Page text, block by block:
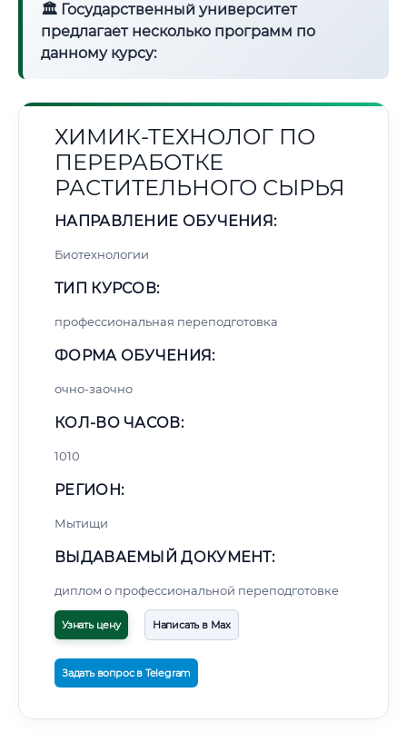
🏛 Государственный университет
предлагает несколько программ по
данному курсу:
ХИМИК-ТЕХНОЛОГ ПО
ПЕРЕРАБОТКЕ
РАСТИТЕЛЬНОГО СЫРЬЯ
НАПРАВЛЕНИЕ ОБУЧЕНИЯ:
Биотехнологии
ТИП КУРСОВ:
профессиональная переподготовка
ФОРМА ОБУЧЕНИЯ:
очно-заочно
КОЛ-ВО ЧАСОВ:
1010
РЕГИОН:
Мытищи
ВЫДАВАЕМЫЙ ДОКУМЕНТ:
диплом о профессиональной переподготовке
Узнать цену Написать в Max
Задать вопрос в Telegram